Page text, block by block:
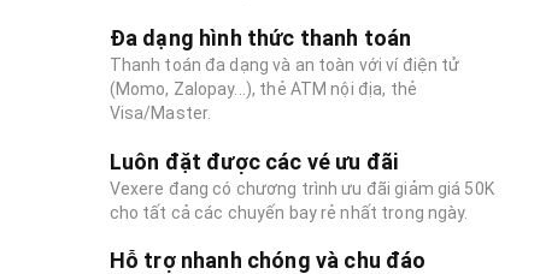
Đa dạng hình thức thanh toán
Thanh toán đa dạng và an toàn với ví điện tử
(Momo, Zalopay...), thẻ ATM nội địa, thẻ
Visa/Master.
Luôn đặt được các vé ưu đãi
Vexere đang có chương trình ưu đãi giảm giá 50K
cho tất cả các chuyến bay rẻ nhất trong ngày.
Hỗ trợ nhanh chóng và chu đáo